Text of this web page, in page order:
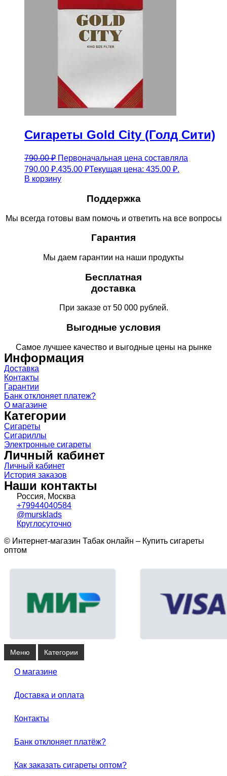
Сигареты Gold City (Голд Сити)
790.00₽ Первоначальная цена составляла
790.00 ₽.435.00 ₽Текущая цена: 435.00 ₽.
В корзину
Поддержка
Мы всегда готовы вам помочь и ответить на все вопросы
Гарантия
Мы даем гарантии на наши продукты
Бесплатная
доставка
При заказе от 50 000 рублей.
Выгодные условия
Самое лучшее качество и выгодные цены на рынке
Информация
Доставка
Контакты
Гарантии
Банк отклоняет платеж?
О магазине
Категории
Сигареты
Сигариллы
Электронные сигареты
Личный кабинет
Личный кабинет
История заказов
Наши контакты
Россия, Москва
+79944040584
@mursklads
Круглосуточно
© Интернет-магазин Табак онлайн – Купить сигареты
оптом
Меню Категории
О магазине
Доставка и оплата
Контакты
Банк отклоняет платёж?
Как заказать сигареты оптом?